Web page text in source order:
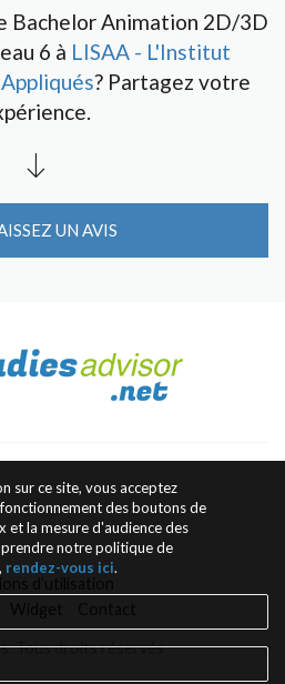
Bachelor Animation 2D/3D
6 à LISAA - L'Institut
? Partagez votre
UN AVIS
Tous droits réservés
sur ce site, vous acceptez
des boutons de
et la mesure d'audience des
notre politique de
rendez-vous ici.